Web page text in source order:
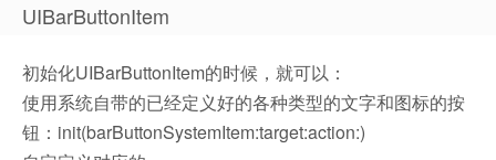
UIBarButtonItem
初始化UIBarButtonItem的时候，就可以：
使用系统自带的已经定义好的各种类型的文字和图标的按
钮：init(barButtonSystemItem:target:action:)